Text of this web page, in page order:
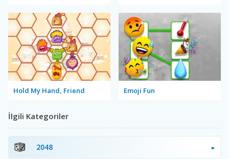
Hold My Hand, Friend Emoji Fun
İlgili Kategoriler
2048